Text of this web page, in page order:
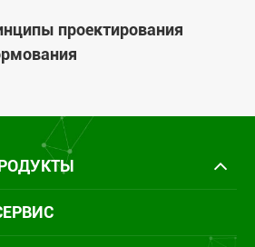
проектирования